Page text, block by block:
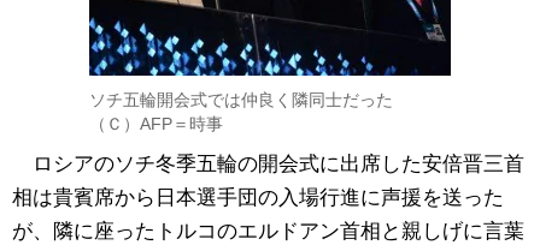
ソチ五輪開会式では仲良く隣同士だった
（Ｃ）AFP＝時事
ロシアのソチ冬季五輪の開会式に出席した安倍晋三首
相は貴賓席から日本選手団の入場行進に声援を送った
が、隣に座ったトルコのエルドアン首相と親しげに言葉